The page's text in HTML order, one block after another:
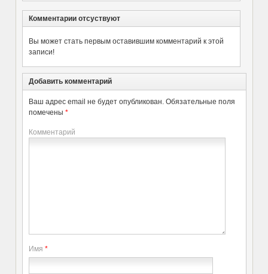
Комментарии отсуствуют
Вы может стать первым оставившим комментарий к этой
записи!
Добавить комментарий
Ваш адрес email не будет опубликован. Обязательные поля
помечены *
Комментарий
Имя *